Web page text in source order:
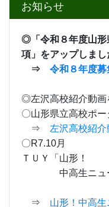
お知らせ
◎「 令和８年度山
項」 をアップしまし
⇒ 令和８年度募
◎左沢高校紹介動画
〇山形県立高校ポー
⇒ 左沢高校紹介
〇R7.10月
ＴＵＹ「山形！
中高生ニュー
⇒ 山形！中高